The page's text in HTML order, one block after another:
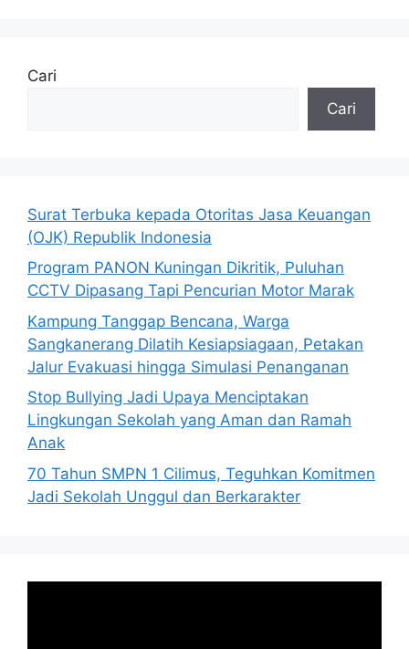
Cari
Cari
Surat Terbuka kepada Otoritas Jasa Keuangan
(OJK) Republik Indonesia
Program PANON Kuningan Dikritik, Puluhan
CCTV Dipasang Tapi Pencurian Motor Marak
Kampung Tanggap Bencana, Warga
Sangkanerang Dilatih Kesiapsiagaan, Petakan
Jalur Evakuasi hingga Simulasi Penanganan
Stop Bullying Jadi Upaya Menciptakan
Lingkungan Sekolah yang Aman dan Ramah
Anak
70 Tahun SMPN 1 Cilimus, Teguhkan Komitmen
Jadi Sekolah Unggul dan Berkarakter